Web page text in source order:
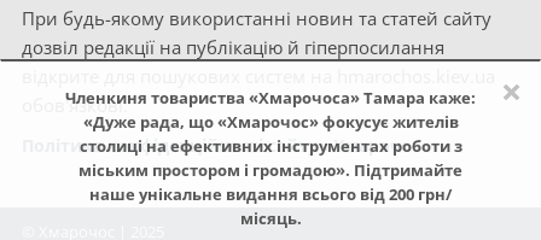
×
Членкиня товариства «Хмарочоса» Тамара каже:
«Дуже рада, що «Хмарочос» фокусує жителів
столиці на ефективних інструментах роботи з
міським простором і громадою». Підтримайте
наше унікальне видання всього від 200 грн/
місяць.
При будь-якому використанні новин та статей сайту
дозвіл редакції на публікацію й гіперпосилання
обов'язкові.
Політика конфіденційності сайту «Хмарочос»